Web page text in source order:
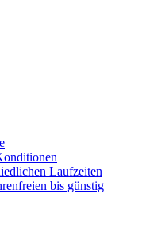
Laufzeiten
bis günstig